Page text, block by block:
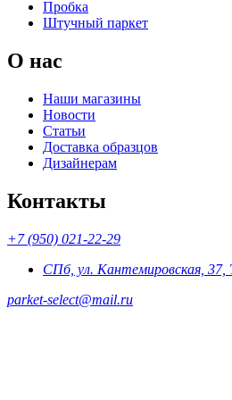
Пробка
Штучный паркет
О нас
Наши магазины
Новости
Статьи
Доставка образцов
Дизайнерам
Контакты
+7 (950) 021-22-29
СПб, ул. Кантемировская,
parket-select@mail.ru